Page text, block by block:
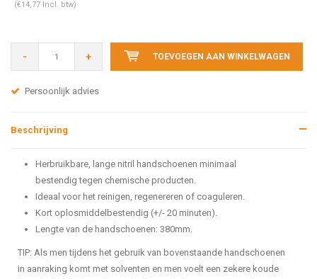
(€14,77 Incl. btw)
- + TOEVOEGEN AAN WINKELWAGEN
Persoonlijk advies
Beschrijving
Herbruikbare, lange nitril handschoenen minimaal
bestendig tegen chemische producten.
Ideaal voor het reinigen, regenereren of coaguleren.
Kort oplosmiddelbestendig (+/- 20 minuten).
Lengte van de handschoenen: 380mm.
TIP: Als men tijdens het gebruik van bovenstaande handschoenen
in aanraking komt met solventen en men voelt een zekere koude